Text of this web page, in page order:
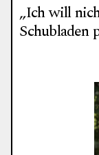
„Ich will
Schubladen